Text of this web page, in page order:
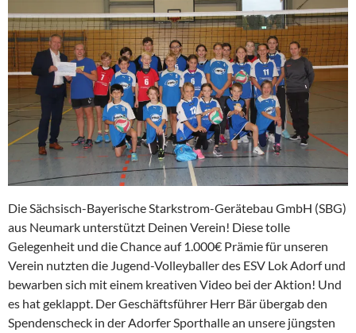
Die Sächsisch-Bayerische Starkstrom-Gerätebau GmbH (SBG)
aus Neumark unterstützt Deinen Verein! Diese tolle
Gelegenheit und die Chance auf 1.000€ Prämie für unseren
Verein nutzten die Jugend-Volleyballer des ESV Lok Adorf und
bewarben sich mit einem kreativen Video bei der Aktion! Und
es hat geklappt. Der Geschäftsführer Herr Bär übergab den
Spendenscheck in der Adorfer Sporthalle an unsere jüngsten